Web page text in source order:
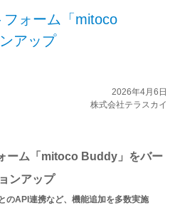
ォーム「mitoco
アップ
2026年4月6日
株式会社テラスカイ
ーム「mitoco Buddy」をバー
ンアップ
のAPI連携など、機能追加を多数実施